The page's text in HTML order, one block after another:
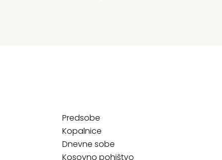
Predsobe
Kopalnice
Dnevne sobe
Kosovno pohištvo